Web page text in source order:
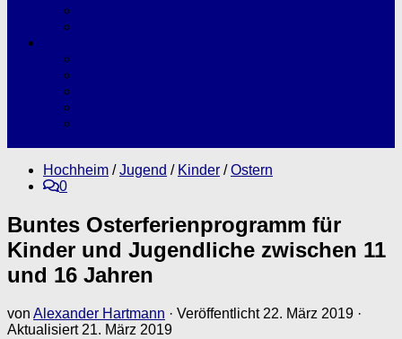
Hochheim / Jugend / Kinder / Ostern
0
Buntes Osterferienprogramm für
Kinder und Jugendliche zwischen 11
und 16 Jahren
von Alexander Hartmann · Veröffentlicht 22. März 2019 ·
Aktualisiert 21. März 2019